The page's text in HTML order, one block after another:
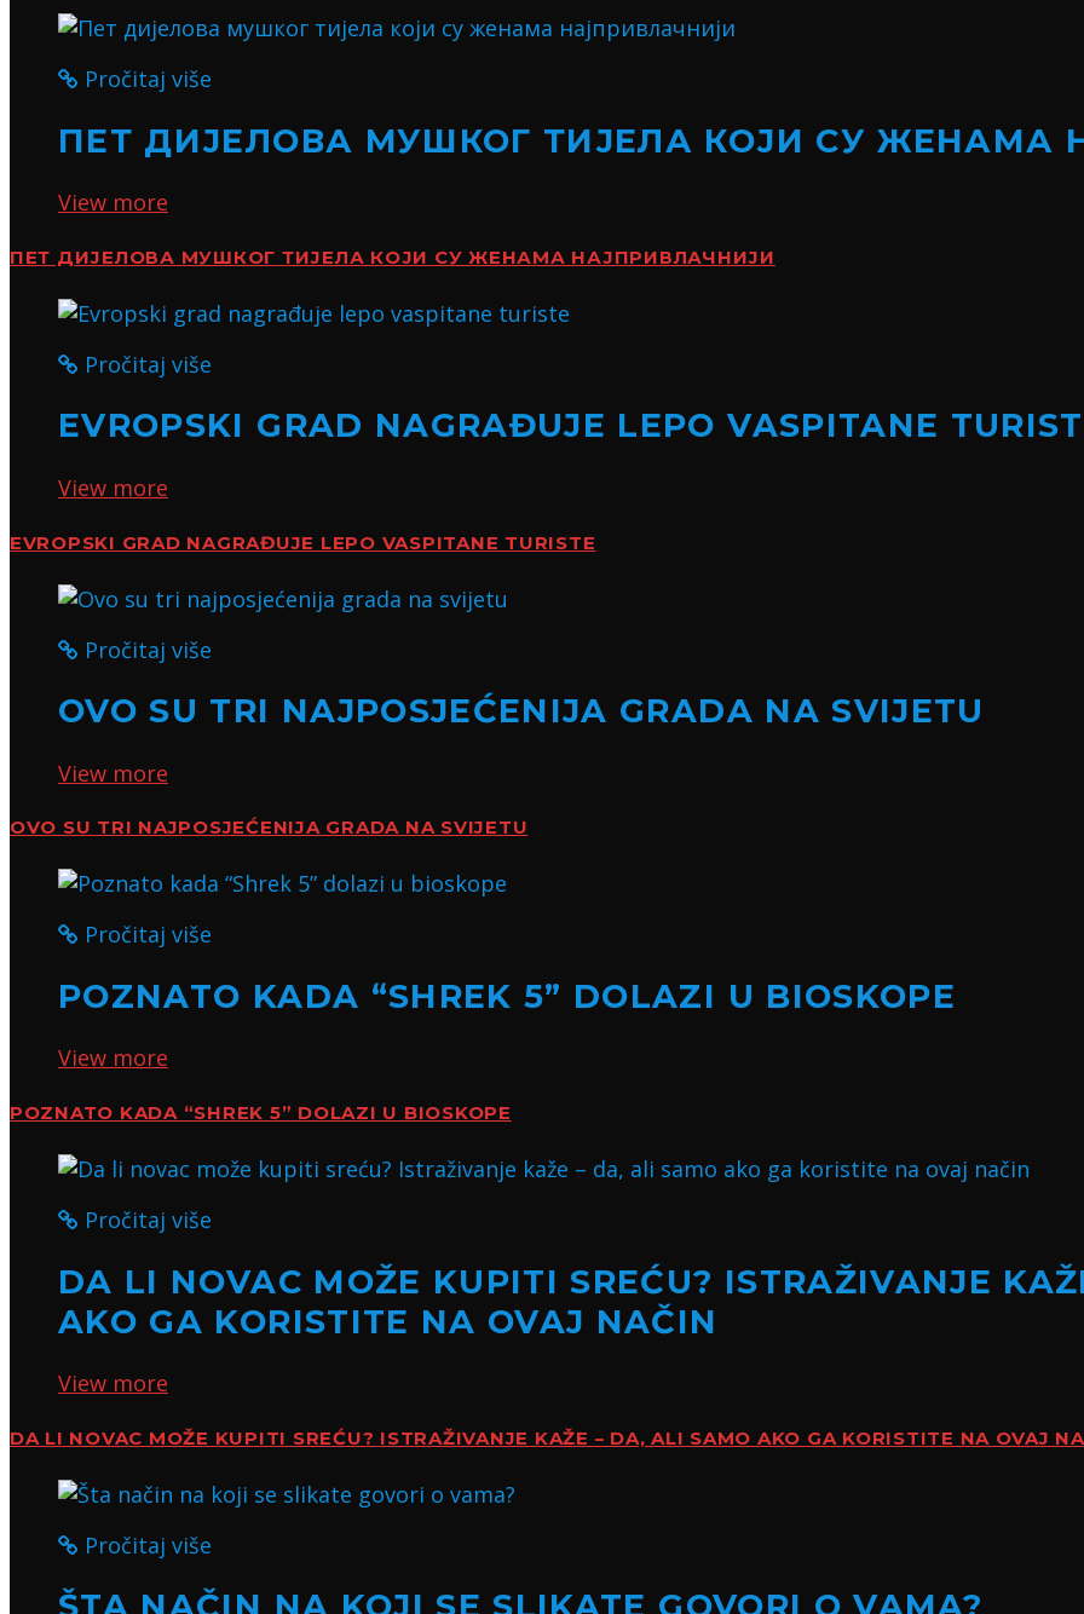
Pročitaj više
ПЕТ ДИЈЕЛОВА МУШКОГ ТИЈЕЛА КОЈИ СУ ЖЕНАМА
View more
ПЕТ ДИЈЕЛОВА МУШКОГ ТИЈЕЛА КОЈИ СУ ЖЕНАМА НАЈПРИВЛАЧНИЈИ
Pročitaj više
EVROPSKI GRAD NAGRAĐUJE LEPO VASPITANE
View more
EVROPSKI GRAD NAGRAĐUJE LEPO VASPITANE TURISTE
Pročitaj više
OVO SU TRI NAJPOSJEĆENIJA GRADA NA SVIJETU
View more
OVO SU TRI NAJPOSJEĆENIJA GRADA NA SVIJETU
Pročitaj više
POZNATO KADA “SHREK 5” DOLAZI U BIOSKOPE
View more
POZNATO KADA “SHREK 5” DOLAZI U BIOSKOPE
Pročitaj više
DA LI NOVAC MOŽE KUPITI SREĆU? ISTRAŽIVANJE
AKO GA KORISTITE NA OVAJ NAČIN
View more
DA LI NOVAC MOŽE KUPITI SREĆU? ISTRAŽIVANJE KAŽE – DA, ALI SAMO AKO GA KORISTITE NA OVAJ
Pročitaj više